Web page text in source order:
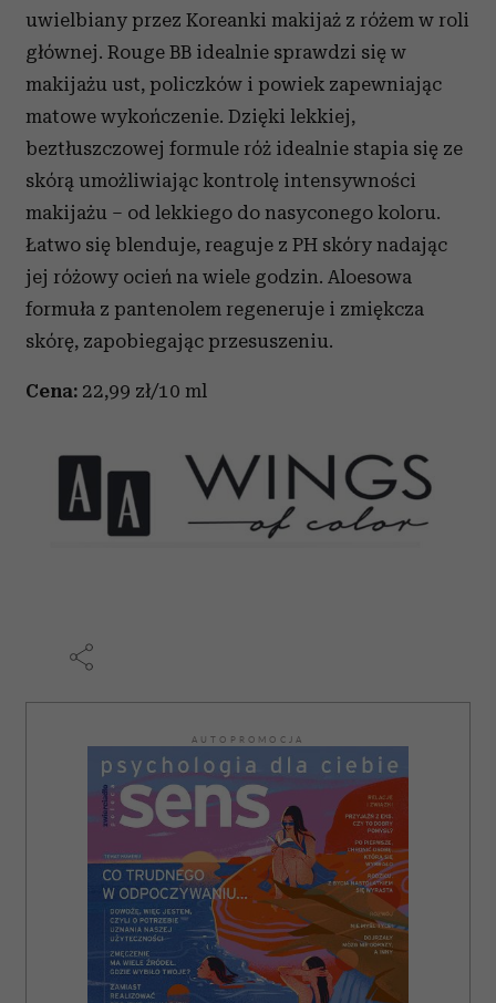
uwielbiany przez Koreanki makijaż z różem w roli
głównej. Rouge BB idealnie sprawdzi się w
makijażu ust, policzków i powiek zapewniając
matowe wykończenie. Dzięki lekkiej,
beztłuszczowej formule róż idealnie stapia się ze
skórą umożliwiając kontrolę intensywności
makijażu – od lekkiego do nasyconego koloru.
Łatwo się blenduje, reaguje z PH skóry nadając
jej różowy ocień na wiele godzin. Aloesowa
formuła z pantenolem regeneruje i zmiękcza
skórę, zapobiegając przesuszeniu.
Cena: 22,99 zł/10 ml
AUTOPROMOCJA